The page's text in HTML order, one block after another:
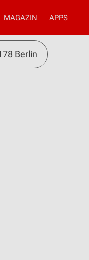
MAGAZIN APPS
Berlin